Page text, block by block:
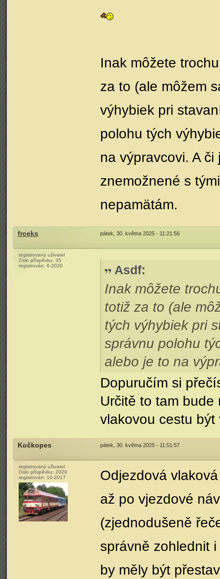
Inak môžete
za to (ale môžem
výhybiek pri
polohu tých
na výpravcovi. A
znemožnené s
nepamätám.
frceks pátek, 30. května 2025 - 11:21:56
registrovaný uživatel
číslo příspěvku: 35
registrován: 6-2020 Asdf:
Inak môžete
totiž za to (ale
tých výhybiek pri
správnu polohu
alebo je to na
Dopuručím si
Určitě to tam
vlakovou cestu být
Kočkopes pátek, 30. května 2025 - 11:51:57
registrovaný uživatel
číslo příspěvku: 2020
registrován: 10-2017
Odjezdová
až po vjezdové
(zjednodušeně
správně zohlednit
by měly být